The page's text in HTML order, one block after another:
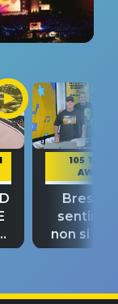
105 TAKE
AWAY
Bresh:
non si
fino alla